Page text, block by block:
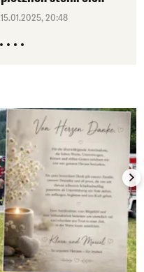
15.01.2025, 20:48